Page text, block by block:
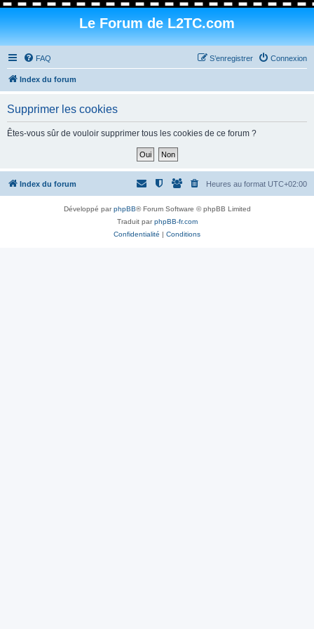
Le Forum de L2TC.com
FAQ Connexion
S’enregistrer
Index du forum
Supprimer les cookies
Êtes-vous sûr de vouloir supprimer tous les cookies de ce forum ?
Index du forum Heures au format UTC+02:00
Développé parphpBB® Forum Software © phpBB Limited
Traduit parphpBB-fr.com
Confidentialité | Conditions